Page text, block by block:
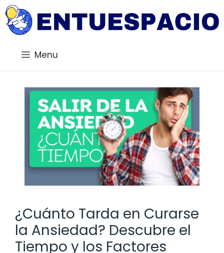
Saltar
al
contenido
Menu
¿Cuánto Tarda en Curarse
la Ansiedad? Descubre el
Tiempo y los Factores